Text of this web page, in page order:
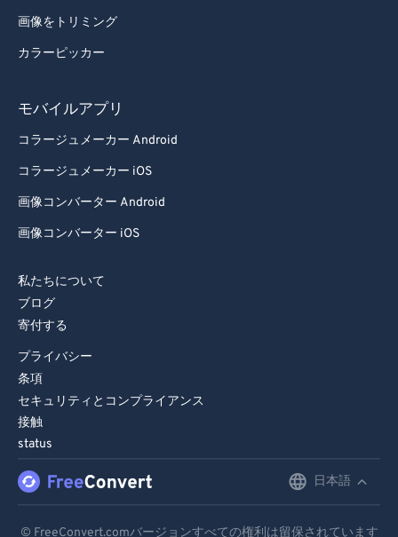
画像をトリミング
カラーピッカー
モバイルアプリ
コラージュメーカー Android
コラージュメーカー iOS
画像コンバーター Android
画像コンバーター iOS
私たちについて
ブログ
寄付する
プライバシー
条項
セキュリティとコンプライアンス
接触
status
日本語
© FreeConvert.comバージョンすべての権利は留保されています